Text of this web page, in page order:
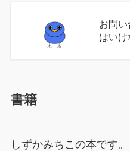
お問い
はいけ
書籍
しずかみちこの本です。